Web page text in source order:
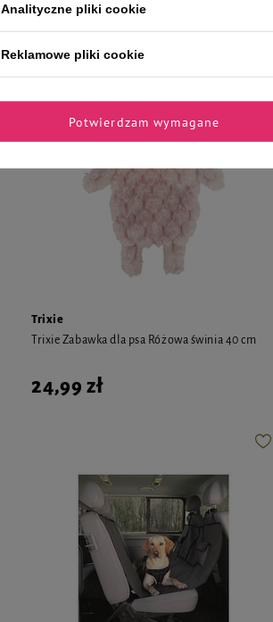
35,99 zł
Trixie
Trixie Zabawka dla psa Różowa świnia 40 cm
24,99 zł
Analityczne pliki cookie
Reklamowe pliki cookie
Potwierdzam wymagane